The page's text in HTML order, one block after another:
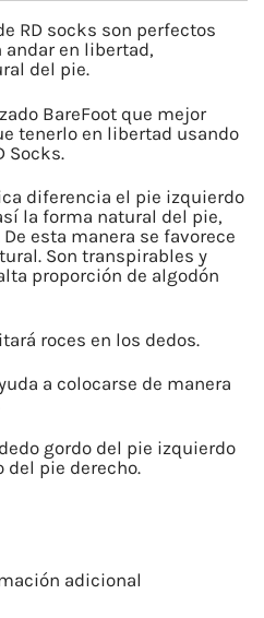
RD socks son perfectos
andar en libertad,
del pie.
BareFoot que mejor
tenerlo en libertad usando
Socks.
diferencia el pie izquierdo
la forma natural del pie,
esta manera se favorece
Son transpirables y
proporción de algodón
roces en los dedos.
a colocarse de manera
gordo del pie izquierdo
del pie derecho.
adicional